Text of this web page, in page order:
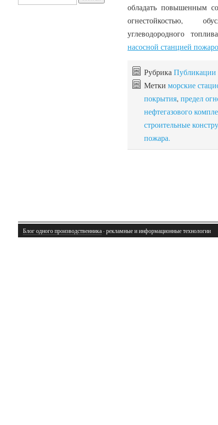
обладать повышенным
огнестойкостью,
углеводородного
насосной станцией
Рубрика Публикации
Метки морские
покрытия, предел
нефтегазового
строительные
пожара.
Блог одного производственника · рекламные и информационные технологии